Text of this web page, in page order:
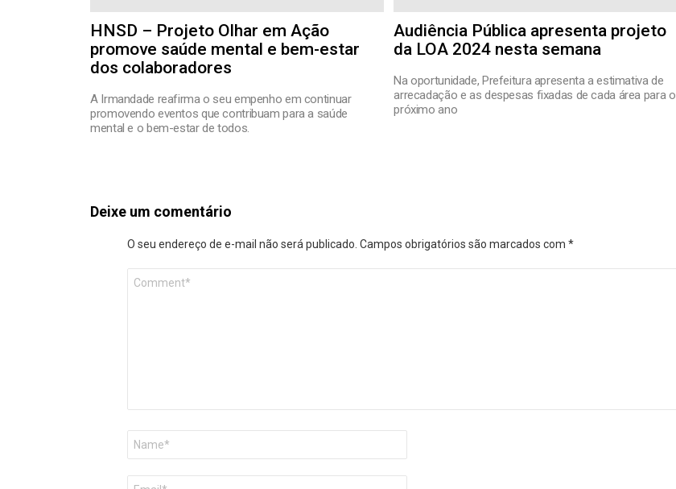
HNSD – Projeto Olhar em Ação
promove saúde mental e bem-estar
dos colaboradores
A Irmandade reafirma o seu empenho em continuar
promovendo eventos que contribuam para a saúde
mental e o bem-estar de todos.
Audiência Pública apresenta projeto
da LOA 2024 nesta semana
Na oportunidade, Prefeitura apresenta a estimativa de
arrecadação e as despesas fixadas de cada área para o
próximo ano
Deixe um comentário
O seu endereço de e-mail não será publicado. Campos obrigatórios são marcados com *